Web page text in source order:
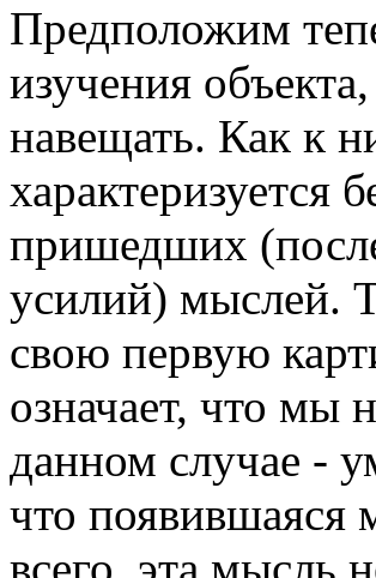
Предположим
изучения
навещать. Как к
пришедших
усилий) мыслей.
свою первую
означает, что мы
данном случае -
что появившаяся
всего, эта мысль